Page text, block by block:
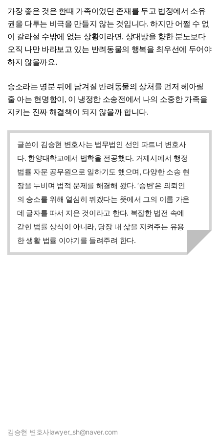
가장 좋은 것은 한때 가족이었던 존재를 두고 법정에서 소유
권을 다투는 비극을 만들지 않는 것입니다. 하지만 어쩔 수 없
이 갈라설 수밖에 없는 상황이라면, 상대방을 향한 분노보다
오직 나만 바라보고 있는 반려동물의 행복을 최우선에 두어야
하지 않을까요.
승소라는 명분 뒤에 남겨질 반려동물의 상처를 먼저 헤아릴
줄 아는 현명함이, 이 냉정한 소송전에서 나의 소중한 가족을
지키는 진짜 해결책이 되지 않을까 합니다.
글쓴이 김승현 변호사는 법무법인 선인 파트너 변호사
다. 한양대학교에서 법학을 전공했다. 거제시에서 행정
법률 자문 공무원으로 일하기도 했으며, 다양한 소송 현
장을 누비며 법적 문제를 해결해 왔다. ‘승변’은 의뢰인
의 승소를 위해 열심히 뛰겠다는 뜻에서 그의 이름 가운
데 글자를 따서 지은 것이라고 한다. 복잡한 법전 속에
갇힌 법률 상식이 아니라, 당장 내 삶을 지켜주는 유용
한 생활 법률 이야기를 들려주려 한다.
김승현 변호사lawyer_sh@naver.com